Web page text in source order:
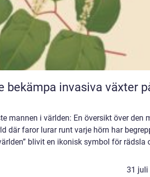
bekämpa invasiva växter
mannen i världen: En översikt över den
där faror lurar runt varje hörn har
blivit en ikonisk symbol för rädsla
31 juli